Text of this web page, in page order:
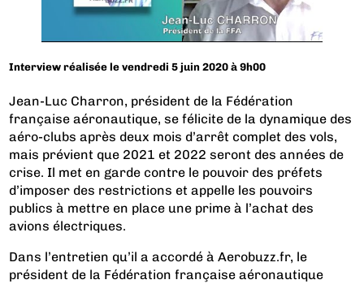
Interview réalisée le vendredi 5 juin 2020 à 9h00
Jean-Luc Charron, président de la Fédération
française aéronautique, se félicite de la dynamique des
aéro-clubs après deux mois d’arrêt complet des vols,
mais prévient que 2021 et 2022 seront des années de
crise. Il met en garde contre le pouvoir des préfets
d’imposer des restrictions et appelle les pouvoirs
publics à mettre en place une prime à l’achat des
avions électriques.
Dans l’entretien qu’il a accordé à Aerobuzz.fr, le
président de la Fédération française aéronautique